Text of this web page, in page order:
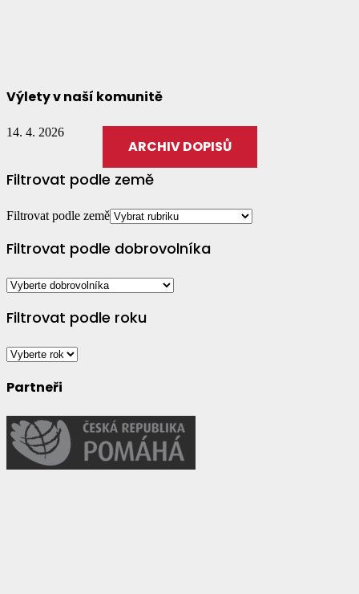
Výlety v naší komunitě
14. 4. 2026
ARCHIV DOPISŮ
Filtrovat podle země
Filtrovat podle země
Filtrovat podle dobrovolníka
Filtrovat podle roku
Partneři